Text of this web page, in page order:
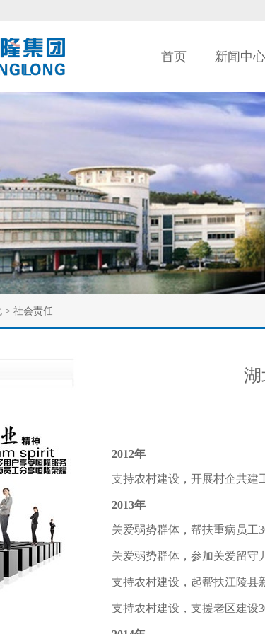
首页 新闻中心
> 社会责任
湖
2012年
支持农村建设，开展村企共建
2013年
关爱弱势群体，帮扶重病员工
关爱弱势群体，参加关爱留守
支持农村建设，起帮扶江陵县
支持农村建设，支援老区建设